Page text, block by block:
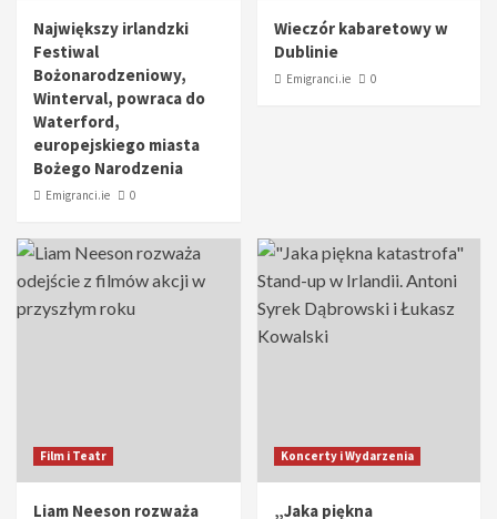
Największy irlandzki
Festiwal
Bożonarodzeniowy,
Winterval, powraca do
Waterford,
europejskiego miasta
Bożego Narodzenia
Emigranci.ie 0
Wieczór kabaretowy w
Dublinie
Emigranci.ie 0
Film i Teatr
Liam Neeson rozważa
Koncerty i Wydarzenia
„Jaka piękna